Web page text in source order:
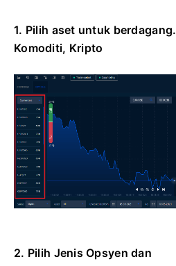
1. Pilih aset untuk berdagang.
Komoditi, Kripto
2. Pilih Jenis Opsyen dan